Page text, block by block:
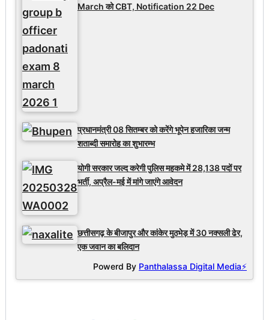
March को CBT, Notification 22 Dec
प्रधानमंत्री 08 सितम्बर को करेंगे भूपेन हजारिका जन्म
शताब्दी समारोह का शुभारम्भ
योगी सरकार जल्द करेगी पुलिस महकमे में 28,138 पदों पर
भर्ती, अप्रैल-मई में मांगे जाएंगे आवेदन
छत्तीसगढ़ के बीजापुर और कांकेर मुठभेड़ में 30 नक्सली ढेर,
एक जवान का बलिदान
Powerd By Panthalassa Digital Media⚡